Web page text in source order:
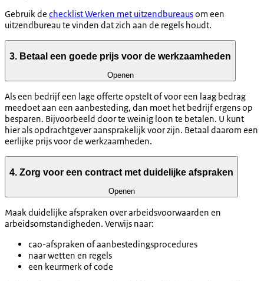
Gebruik de checklist Werken met uitzendbureausom een
uitzendbureau te vinden dat zich aan de regels houdt.
3. Betaal een goede prijs voor de werkzaamheden
Openen
Als een bedrijf een lage offerte opstelt of voor een laag bedrag
meedoet aan een aanbesteding, dan moet het bedrijf ergens op
besparen. Bijvoorbeeld door te weinig loon te betalen. U kunt
hier als opdrachtgever aansprakelijk voor zijn. Betaal daarom een
eerlijke prijs voor de werkzaamheden.
4. Zorg voor een contract met duidelijke afspraken
Openen
Maak duidelijke afspraken over arbeidsvoorwaarden en
arbeidsomstandigheden. Verwijs naar:
cao-afspraken of aanbestedingsprocedures
naar wetten en regels
een keurmerk of code